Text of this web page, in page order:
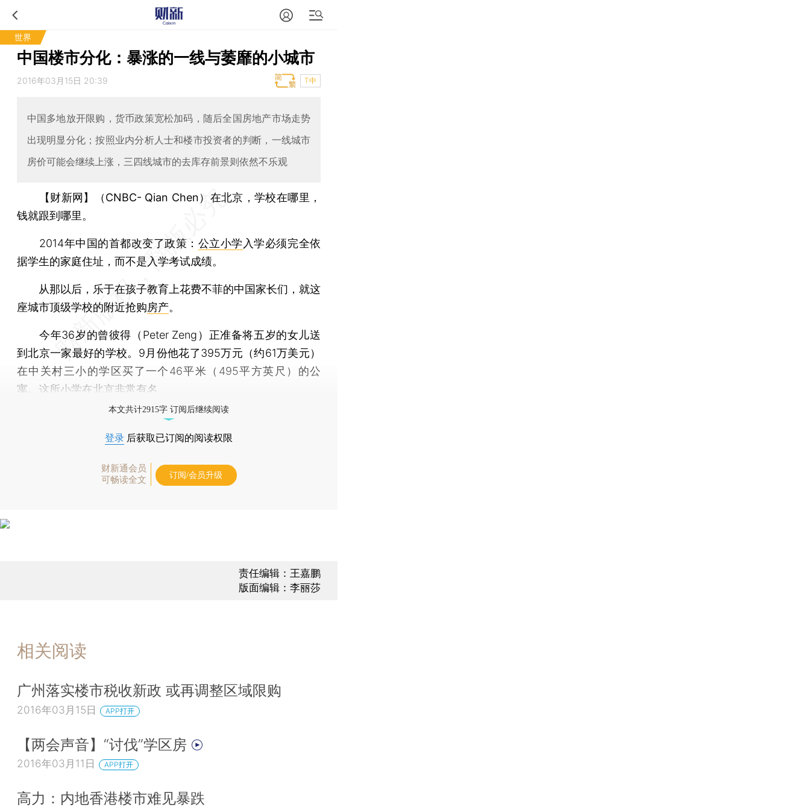
世界
中国楼市分化：暴涨的一线与萎靡的小城市
2016年03月15日 20:39 T中
中国多地放开限购，货币政策宽松加码，随后全国房地产市场走势
出现明显分化；按照业内分析人士和楼市投资者的判断，一线城市
房价可能会继续上涨，三四线城市的去库存前景则依然不乐观
【财新网】（CNBC- Qian Chen） 在北京，学校在哪里，
钱就跟到哪里。
2014年中国的首都改变了政策： 公立小学 入学必须完全依
据学生的家庭住址，而不是入学考试成绩。
从那以后，乐于在孩子教育上花费不菲的中国家长们，就这
座城市顶级学校的附近抢购房产。
今年36岁的曾彼得（Peter Zeng）正准备将五岁的女儿送
到北京一家最好的学校。9月份他花了395万元（约61万美元）
在中关村三小的学区买了一个46平米（495平方英尺）的公
寓。这所小学在北京非常有名。
本文共计2915字 订阅后继续阅读
登录 后获取已订阅的阅读权限
财新通会员
可畅读全文
订阅/会员升级
责任编辑：王嘉鹏
版面编辑：李丽莎
相关阅读
广州落实楼市税收新政 或再调整区域限购
2016年03月15日 APP打开
【两会声音】“讨伐”学区房
2016年03月11日 APP打开
高力：内地香港楼市难见暴跌